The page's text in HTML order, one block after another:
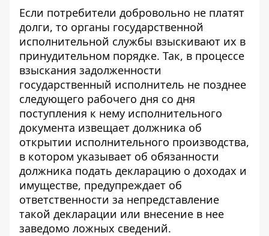
Если потребители добровольно не платят
долги, то органы государственной
исполнительной службы взыскивают их в
принудительном порядке. Так, в процессе
взыскания задолженности
государственный исполнитель не позднее
следующего рабочего дня со дня
поступления к нему исполнительного
документа извещает должника об
открытии исполнительного производства,
в котором указывает об обязанности
должника подать декларацию о доходах и
имуществе, предупреждает об
ответственности за непредставление
такой декларации или внесение в нее
заведомо ложных сведений.